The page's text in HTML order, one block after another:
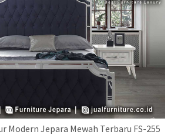
Modern Jepara Mewah Terbaru FS-255